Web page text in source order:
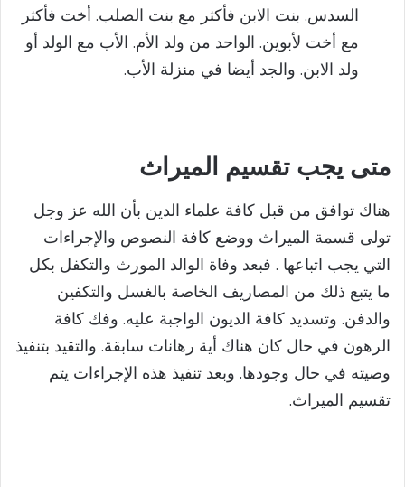
السدس. بنت الابن فأكثر مع بنت الصلب. أخت فأكثر
مع أخت لأبوين. الواحد من ولد الأم. الأب مع الولد أو
ولد الابن. والجد أيضا في منزلة الأب.
متى يجب تقسيم الميراث
هناك توافق من قبل كافة علماء الدين بأن الله عز وجل
تولى قسمة الميراث ووضع كافة النصوص والإجراءات
التي يجب اتباعها . فبعد وفاة الوالد المورث والتكفل بكل
ما يتبع ذلك من المصاريف الخاصة بالغسل والتكفين
والدفن. وتسديد كافة الديون الواجبة عليه. وفك كافة
الرهون في حال كان هناك أية رهانات سابقة. والتقيد بتنفيذ
وصيته في حال وجودها. وبعد تنفيذ هذه الإجراءات يتم
تقسيم الميراث.